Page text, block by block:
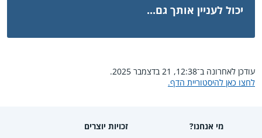
יכול לעניין אותך גם...
עודכן לאחרונה ב־12:38, 21 בדצמבר 2025.
לחצו כאן להיסטוריית הדף.
מי אנחנו? זכויות יוצרים